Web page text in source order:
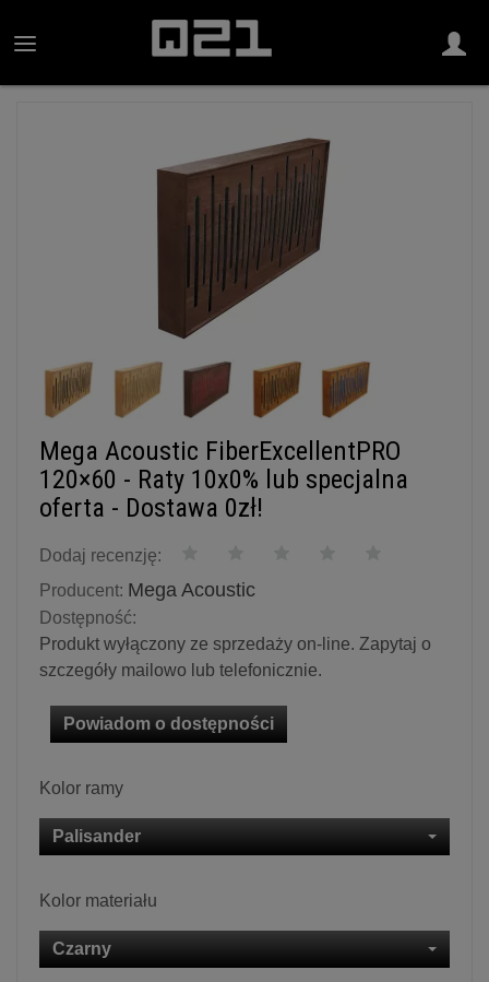
Mega Acoustic FiberExcellentPRO
120×60 - Raty 10x0% lub specjalna
oferta - Dostawa 0zł!
Dodaj recenzję:
Producent: Mega Acoustic
Dostępność:
Produkt wyłączony ze sprzedaży on-line. Zapytaj o
szczegóły mailowo lub telefonicznie.
Powiadom o dostępności
Kolor ramy
Palisander
Kolor materiału
Czarny